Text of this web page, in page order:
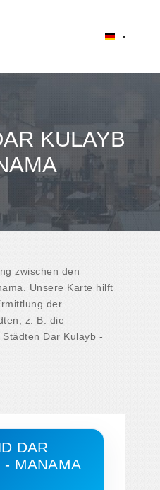
KULAYB
zwischen den
Unsere Karte hilft
der
z. B. die
Dar Kulayb -
DAR
- MANAMA